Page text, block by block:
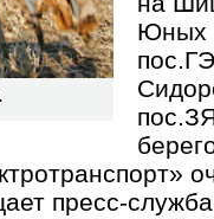
Юных
пресс-